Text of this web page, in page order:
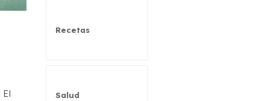
Recetas
Salud